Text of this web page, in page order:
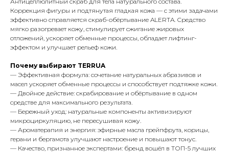
Коррекция фигуры и подтянутая гладкая кожа — с этими задачами
эффективно справляется скраб-обёртывание ALERTA. Средство
мягко разогревает кожу, стимулирует сжигание жировых
отложений, ускоряет обменные процессы, обладает лифтинг-
эффектом и улучшает рельеф кожи.
Почему выбирают TERRUA
— Эффективная формула: сочетание натуральных абразивов и
масел ускоряет обменные процессы и способствует подтяжке кожи.
— Двойное действие: скрабирование и обёртывание в одном
средстве для максимального результата.
— Бережный уход: натуральные компоненты активизируют
микроциркуляцию, не пересушивая кожу.
— Ароматерапия и энергия: эфирные масла грейпфрута, корицы,
герани и бергамота улучшают настроение и повышают тонус.
— Качество, признанное экспертами: бренд вошёл в ТОП-5 лучших